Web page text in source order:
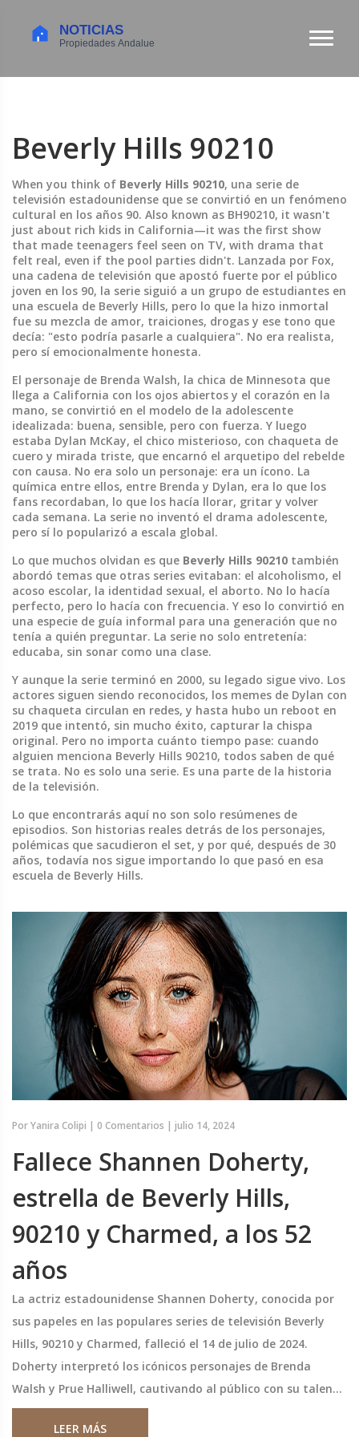
Beverly Hills 90210
When you think of Beverly Hills 90210, una serie de
televisión estadounidense que se convirtió en un fenómeno
cultural en los años 90. Also known as BH90210, it wasn't
just about rich kids in California—it was the first show
that made teenagers feel seen on TV, with drama that
felt real, even if the pool parties didn't. Lanzada por Fox,
una cadena de televisión que apostó fuerte por el público
joven en los 90, la serie siguió a un grupo de estudiantes en
una escuela de Beverly Hills, pero lo que la hizo inmortal
fue su mezcla de amor, traiciones, drogas y ese tono que
decía: "esto podría pasarle a cualquiera". No era realista,
pero sí emocionalmente honesta.
El personaje de Brenda Walsh, la chica de Minnesota que
llega a California con los ojos abiertos y el corazón en la
mano, se convirtió en el modelo de la adolescente
idealizada: buena, sensible, pero con fuerza. Y luego
estaba Dylan McKay, el chico misterioso, con chaqueta de
cuero y mirada triste, que encarnó el arquetipo del rebelde
con causa. No era solo un personaje: era un ícono. La
química entre ellos, entre Brenda y Dylan, era lo que los
fans recordaban, lo que los hacía llorar, gritar y volver
cada semana. La serie no inventó el drama adolescente,
pero sí lo popularizó a escala global.
Lo que muchos olvidan es que Beverly Hills 90210 también
abordó temas que otras series evitaban: el alcoholismo, el
acoso escolar, la identidad sexual, el aborto. No lo hacía
perfecto, pero lo hacía con frecuencia. Y eso lo convirtió en
una especie de guía informal para una generación que no
tenía a quién preguntar. La serie no solo entretenía:
educaba, sin sonar como una clase.
Y aunque la serie terminó en 2000, su legado sigue vivo. Los
actores siguen siendo reconocidos, los memes de Dylan con
su chaqueta circulan en redes, y hasta hubo un reboot en
2019 que intentó, sin mucho éxito, capturar la chispa
original. Pero no importa cuánto tiempo pase: cuando
alguien menciona Beverly Hills 90210, todos saben de qué
se trata. No es solo una serie. Es una parte de la historia
de la televisión.
Lo que encontrarás aquí no son solo resúmenes de
episodios. Son historias reales detrás de los personajes,
polémicas que sacudieron el set, y por qué, después de 30
años, todavía nos sigue importando lo que pasó en esa
escuela de Beverly Hills.
PorYanira Colipi | 0 Comentarios | julio 14, 2024
Fallece Shannen Doherty,
estrella de Beverly Hills,
90210 y Charmed, a los 52
años
La actriz estadounidense Shannen Doherty, conocida por
sus papeles en las populares series de televisión Beverly
Hills, 90210 y Charmed, falleció el 14 de julio de 2024.
Doherty interpretó los icónicos personajes de Brenda
Walsh y Prue Halliwell, cautivando al público con su talento
y carisma. Su muerte ha conmocionado a la industria del
entretenimiento y es lamentada por fanáticos de todo el
LEER MÁS